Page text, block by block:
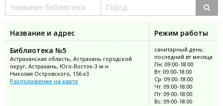
Название и адрес
Режим работы
Библиотека №5
Астраханская область, Астрахань городской
округ, Астрахань, Юго-Восток-3 м-н
Николая Островского, 156 к3
Расположение на карте
санитарный день:
последний вт месяца
Пн: 09:00-18:00
Вт: 09:00-18:00
Ср: 09:00-18:00
Чт: 09:00-18:00
Пт: 09:00-18:00
Вс: 09:00-18:00